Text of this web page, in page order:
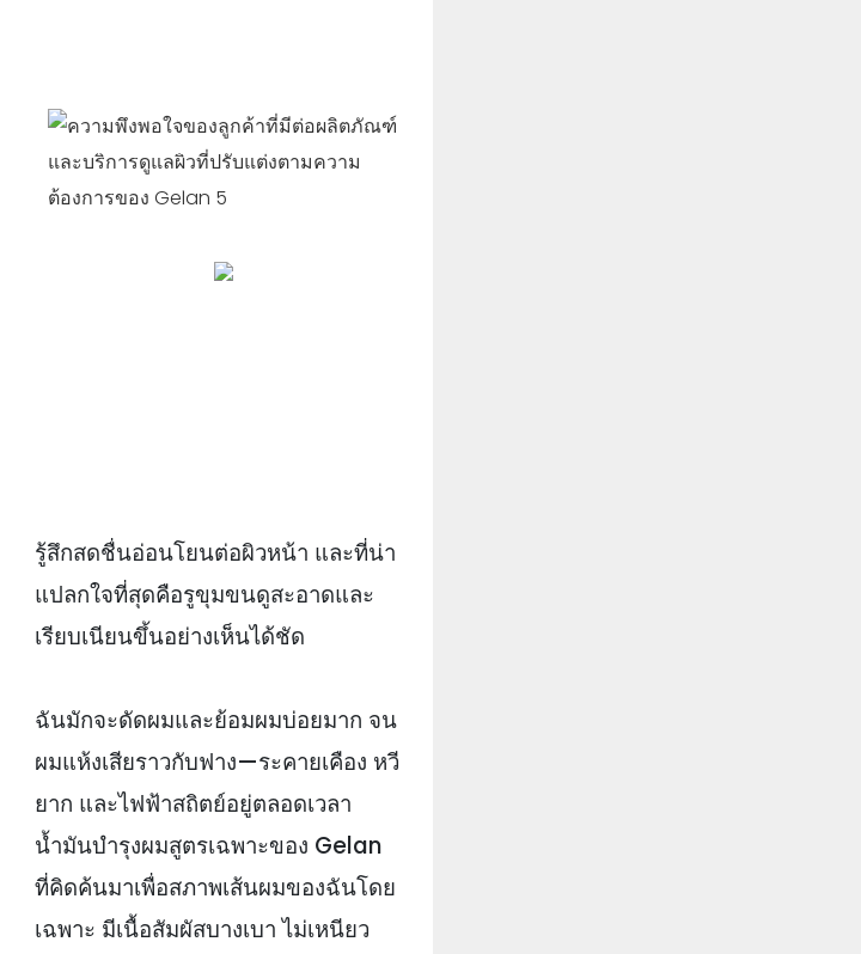
TIME TO PLAY
เวลาทำการร้าน
รู้สึกสดชื่นอ่อนโยนต่อผิวหน้า และที่น่า
แปลกใจที่สุดคือรูขุมขนดูสะอาดและ
เรียบเนียนขึ้นอย่างเห็นได้ชัด
ฉันมักจะดัดผมและย้อมผมบ่อยมาก จน
ผมแห้งเสียราวกับฟาง—ระคายเคือง หวี
ยาก และไฟฟ้าสถิตย์อยู่ตลอดเวลา
น้ำมันบำรุงผมสูตรเฉพาะของ Gelan
ที่คิดค้นมาเพื่อสภาพเส้นผมของฉันโดย
เฉพาะ มีเนื้อสัมผัสบางเบา ไม่เหนียว